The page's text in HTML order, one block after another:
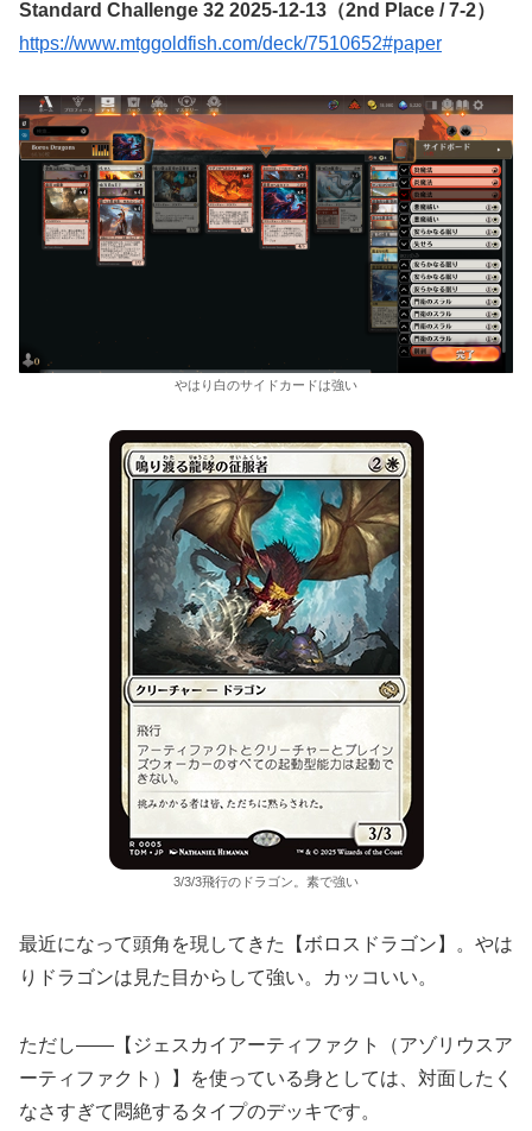
Standard Challenge 32 2025-12-13（2nd Place / 7-2）
https://www.mtggoldfish.com/deck/7510652#paper
やはり白のサイドカードは強い
3/3/3飛行のドラゴン。素で強い
最近になって頭角を現してきた【ボロスドラゴン】。やは
りドラゴンは見た目からして強い。カッコいい。
ただし――【ジェスカイアーティファクト（アゾリウスア
ーティファクト）】を使っている身としては、対面したく
なさすぎて悶絶するタイプのデッキです。